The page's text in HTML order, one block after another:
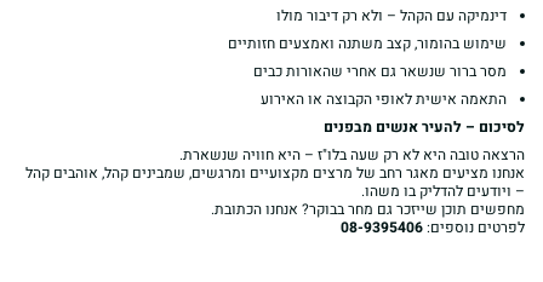
דינמיקה עם הקהל – ולא רק דיבור מולו
שימוש בהומור, קצב משתנה ואמצעים חזותיים
מסר ברור שנשאר גם אחרי שהאורות כבים
התאמה אישית לאופי הקבוצה או האירוע
לסיכום – להעיר אנשים מבפנים
הרצאה טובה היא לא רק שעה בלו"ז – היא חוויה שנשארת.
אנחנו מציעים מאגר רחב של מרצים מקצועיים ומרגשים, שמבינים קהל, אוהבים קהל
– ויודעים להדליק בו משהו.
מחפשים תוכן שייזכר גם מחר בבוקר? אנחנו הכתובת.
לפרטים נוספים:08-9395406